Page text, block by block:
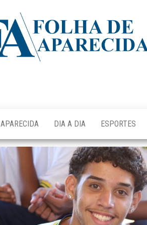
APARECIDA DIA A DIA ESPORTES